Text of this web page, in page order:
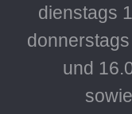
dienstags
und